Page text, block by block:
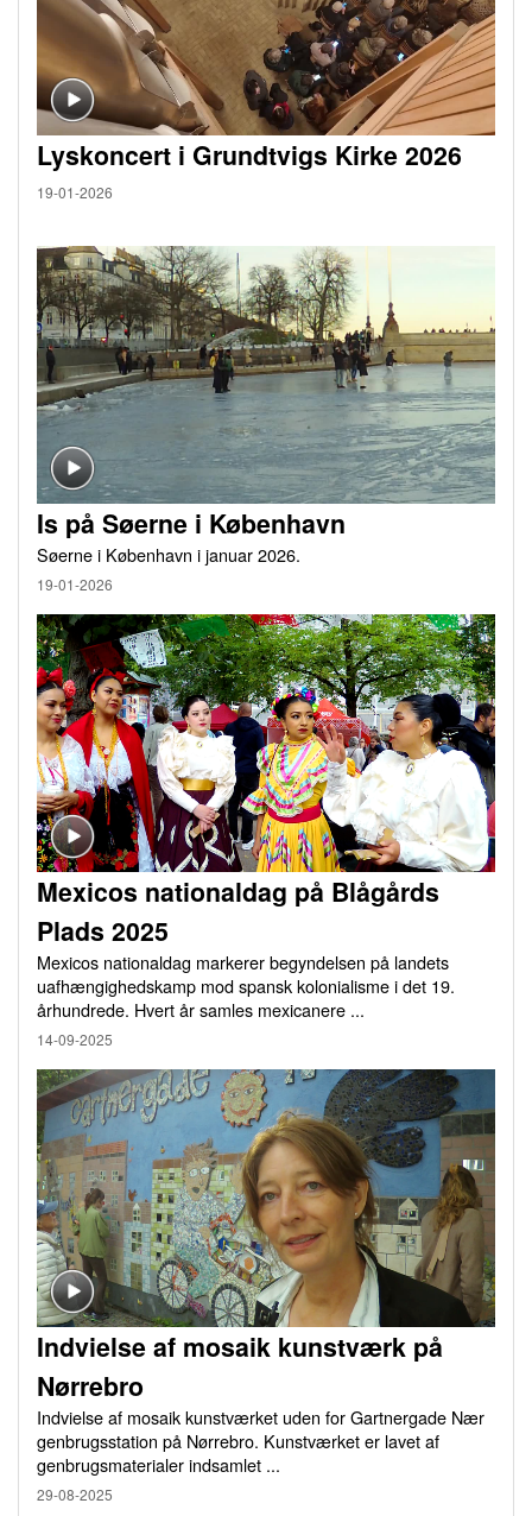
Lyskoncert i Grundtvigs Kirke 2026
19-01-2026
Is på Søerne i København
Søerne i København i januar 2026.
19-01-2026
Mexicos nationaldag på Blågårds
Plads 2025
Mexicos nationaldag markerer begyndelsen på landets
uafhængighedskamp mod spansk kolonialisme i det 19.
århundrede. Hvert år samles mexicanere ...
14-09-2025
Indvielse af mosaik kunstværk på
Nørrebro
Indvielse af mosaik kunstværket uden for Gartnergade Nær
genbrugsstation på Nørrebro. Kunstværket er lavet af
genbrugsmaterialer indsamlet ...
29-08-2025